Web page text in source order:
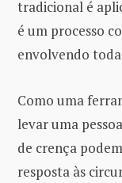
tradicional é
é um processo
envolvendo
Como uma
levar uma
de crença
resposta às